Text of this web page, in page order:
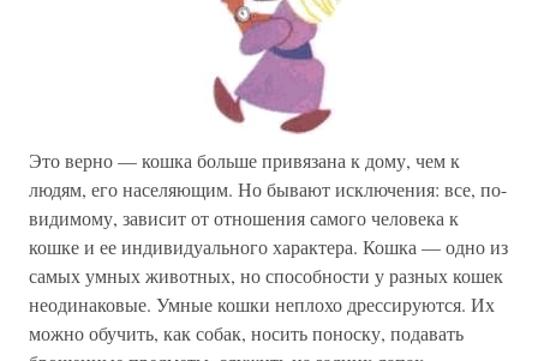
Это верно — кошка больше привязана к дому, чем к
людям, его населяющим. Но бывают исключения: все, по-
видимому, зависит от отношения самого человека к
кошке и ее индивидуального характера. Кошка — одно из
самых умных животных, но способности у разных кошек
неодинаковые. Умные кошки неплохо дрессируются. Их
можно обучить, как собак, носить поноску, подавать